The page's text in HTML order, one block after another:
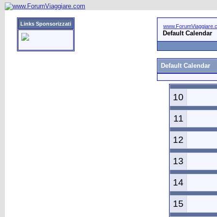
Links Sponsorizzati
Default Calendar
Default Calendar
10
11
12
13
14
15